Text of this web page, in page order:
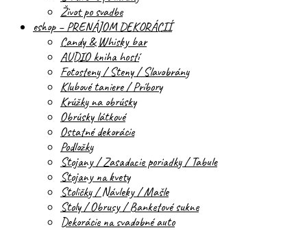
Život po svadbe
eshop – PRENÁJOM DEKORÁCIÍ
Candy & Whisky bar
AUDIO kniha hostí
Fotosteny / Steny / Slavobrány
Klubové taniere / Príbory
Krúžky na obrúsky
Obrúsky látkové
Ostatné dekorácie
Podložky
Stojany / Zasadacie poriadky / Tabule
Stojany na kvety
Stoličky / Návleky / Mašle
Stoly / Obrusy / Banketové sukne
Dekorácie na svadobné auto